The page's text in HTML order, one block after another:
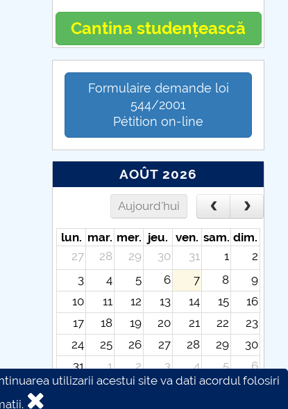
Cantina studențească
Formulaire demande loi
544/2001
Pétition on-line
AOÛT 2026
Aujourd'hui
lun. mar. mer. jeu. ven. sam. dim.
27
28 29 30 31 1
2
3
4 5 6 7 8
9
10
11 12 13 14 15
16
17
18 19 20 21 22
23
24
25 26 27 28 29
30
31
1 2 3 4 5
6
utilizarii acestui site va dati acordul folosiri